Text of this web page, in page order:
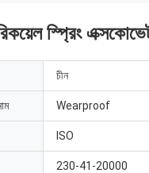
স্প্রিং
চীন
Wearproof
ISO
230-41-20000